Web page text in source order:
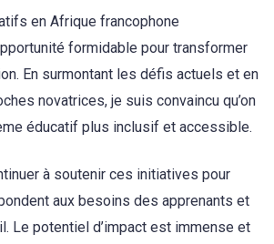
en Afrique francophone
formidable pour transformer
En surmontant les défis actuels et en
novatrices, je suis convaincu qu’on
éducatif plus inclusif et accessible.
à soutenir ces initiatives pour
aux besoins des apprenants et
Le potentiel d’impact est immense et